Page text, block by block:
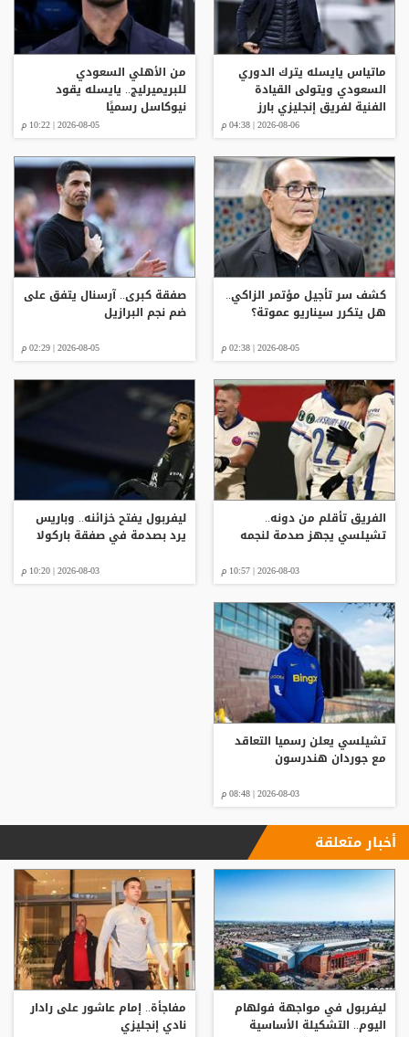
ماتياس يايسله يترك الدوري
السعودي ويتولى القيادة
الفنية لفريق إنجليزي بارز
2026-08-06 | 04:38 م
من الأهلي السعودي
للبريميرليج.. يايسله يقود
نيوكاسل رسميًا
2026-08-05 | 10:22 م
كشف سر تأجيل مؤتمر الزاكي..
هل يتكرر سيناريو عموتة؟
2026-08-05 | 02:38 م
صفقة كبرى.. آرسنال يتفق على
ضم نجم البرازيل
2026-08-05 | 02:29 م
الفريق تأقلم من دونه..
تشيلسي يجهز صدمة لنجمه
2026-08-03 | 10:57 م
ليفربول يفتح خزائنه.. وباريس
يرد بصدمة في صفقة باركولا
2026-08-03 | 10:20 م
تشيلسي يعلن رسميا التعاقد
مع جوردان هندرسون
2026-08-03 | 08:48 م
أخبار متعلقة
ليفربول في مواجهة فولهام
اليوم.. التشكيلة الأساسية
مفاجأة.. إمام عاشور على رادار
نادي إنجليزي